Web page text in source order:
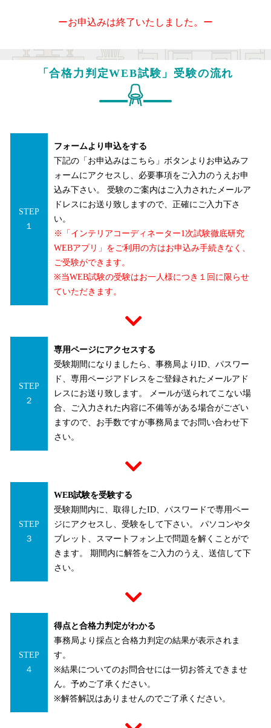
ーお申込みは終了いたしました。ー
「合格力判定WEB試験」受験の流れ
STEP
１
フォームより申込をする
下記の「お申込みはこちら」ボタンよりお申込みフ
ォームにアクセスし、必要事項をご入力のうえお申
込み下さい。 受験のご案内はご入力されたメールア
ドレスにお送り致しますので、正確にご入力下さ
い。
※「インテリアコーディネーター1次試験徹底研究
WEBアプリ」をご利用の方はお申込み手続きなく、
ご受験ができます。
※当WEB試験の受験はお一人様につき１回に限らせ
ていただきます。
STEP
２
専用ページにアクセスする
受験期間になりましたら、事務局よりID、パスワー
ド、専用ページアドレスをご登録されたメールアド
レスにお送り致します。 メールが送られてこない場
合、ご入力された内容に不備等がある場合がござい
ますので、お手数ですが事務局までお問い合わせ下
さい。
STEP
３
WEB試験を受験する
受験期間内に、取得したID、パスワードで専用ペー
ジにアクセスし、受験をして下さい。 パソコンやタ
ブレット、スマートフォン上で問題を解くことがで
きます。 期間内に解答をご入力のうえ、送信して下
さい。
STEP
４
得点と合格力判定がわかる
事務局より採点と合格力判定の結果が表示されま
す。
※結果についてのお問合せには一切お答えできませ
ん。予めご了承ください。
※解答解説はありませんのでご了承ください。